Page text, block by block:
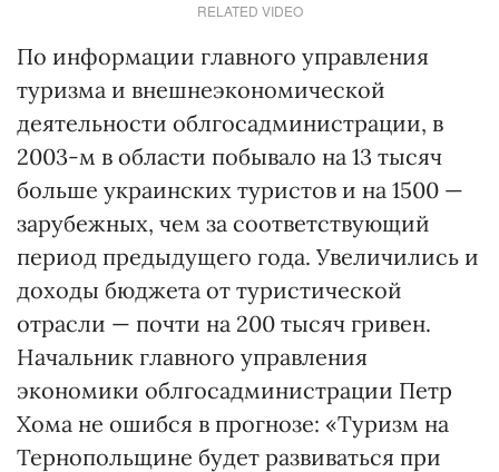
RELATED VIDEO
По информации главного управления
туризма и внешнеэкономической
деятельности облгосадминистрации, в
2003-м в области побывало на 13 тысяч
больше украинских туристов и на 1500 —
зарубежных, чем за соответствующий
период предыдущего года. Увеличились и
доходы бюджета от туристической
отрасли — почти на 200 тысяч гривен.
Начальник главного управления
экономики облгосадминистрации Петр
Хома не ошибся в прогнозе: «Туризм на
Тернопольщине будет развиваться при